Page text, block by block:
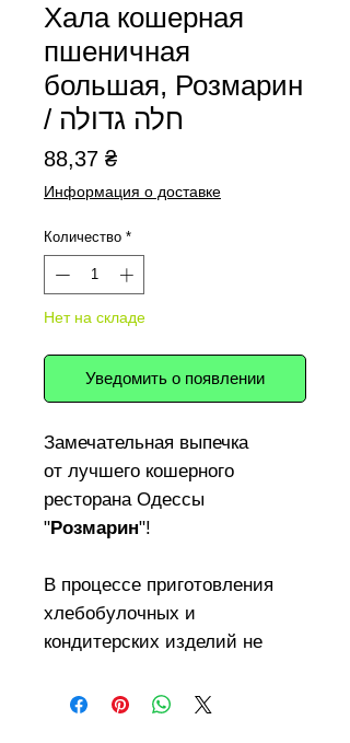
Хала кошерная
пшеничная
большая, Розмарин
/ חלה גדולה
88,37 ₴Цена
Информация о доставке
Количество *
Нет на складе
Уведомить о появлении
Замечательная выпечка
от лучшего кошерного
ресторана Одессы
"Розмарин"!
В процессе приготовления
хлебобулочных и
кондитерских изделий не
разрыхлители, улучшители